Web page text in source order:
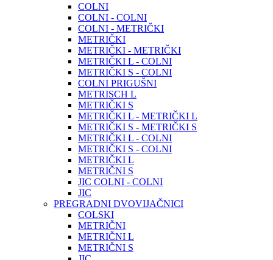
COLNI
COLNI - COLNI
COLNI - METRIČKI
METRIČKI
METRIČKI - METRIČKI
METRIČKI L - COLNI
METRIČKI S - COLNI
COLNI PRIGUŠNI
METRISCH L
METRIČKI S
METRIČKI L - METRIČKI L
METRIČKI S - METRIČKI S
METRIČKI L - COLNI
METRIČKI S - COLNI
METRIČKI L
METRIČNI S
JIC COLNI - COLNI
JIC
PREGRADNI DVOVIJAČNICI
COLSKI
METRIČNI
METRIČNI L
METRIČNI S